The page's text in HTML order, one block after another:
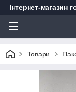
Інтернет-магазин
Товари